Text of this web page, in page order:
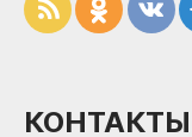
КОНТАКТЫ